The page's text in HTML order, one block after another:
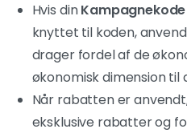
Hvis dinKampagnekode
knyttet til koden,
drager fordel af de
økonomisk dimension til
Når rabatten er
eksklusive rabatter og